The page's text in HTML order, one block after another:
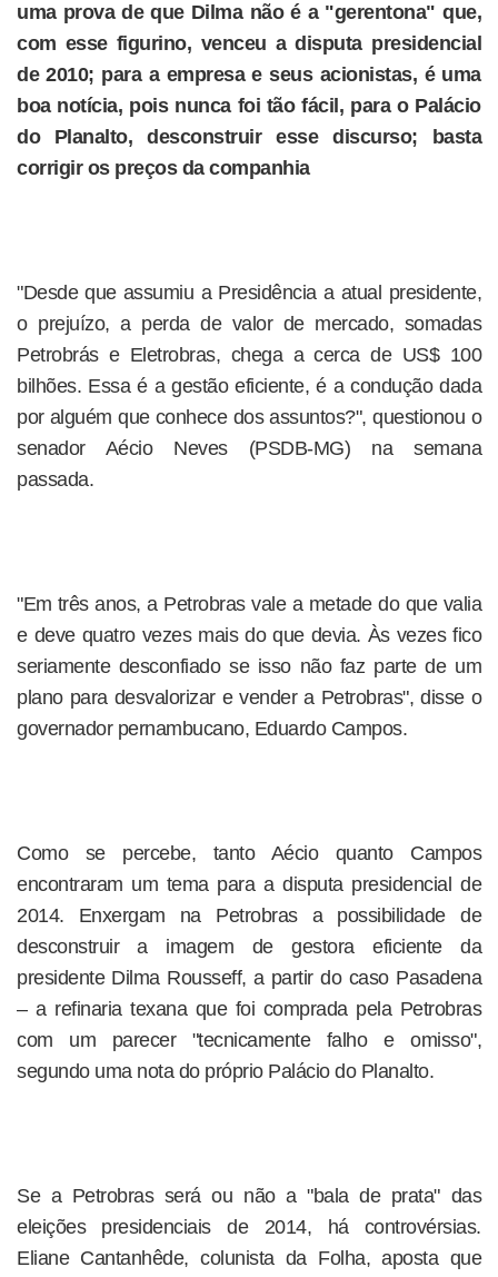
uma prova de que Dilma não é a "gerentona" que,
com esse figurino, venceu a disputa presidencial
de 2010; para a empresa e seus acionistas, é uma
boa notícia, pois nunca foi tão fácil, para o Palácio
do Planalto, desconstruir esse discurso; basta
corrigir os preços da companhia
"Desde que assumiu a Presidência a atual presidente,
o prejuízo, a perda de valor de mercado, somadas
Petrobrás e Eletrobras, chega a cerca de US$ 100
bilhões. Essa é a gestão eficiente, é a condução dada
por alguém que conhece dos assuntos?", questionou o
senador Aécio Neves (PSDB-MG) na semana
passada.
"Em três anos, a Petrobras vale a metade do que valia
e deve quatro vezes mais do que devia. Às vezes fico
seriamente desconfiado se isso não faz parte de um
plano para desvalorizar e vender a Petrobras", disse o
governador pernambucano, Eduardo Campos.
Como se percebe, tanto Aécio quanto Campos
encontraram um tema para a disputa presidencial de
2014. Enxergam na Petrobras a possibilidade de
desconstruir a imagem de gestora eficiente da
presidente Dilma Rousseff, a partir do caso Pasadena
– a refinaria texana que foi comprada pela Petrobras
com um parecer "tecnicamente falho e omisso",
segundo uma nota do próprio Palácio do Planalto.
Se a Petrobras será ou não a "bala de prata" das
eleições presidenciais de 2014, há controvérsias.
Eliane Cantanhêde, colunista da Folha, aposta que